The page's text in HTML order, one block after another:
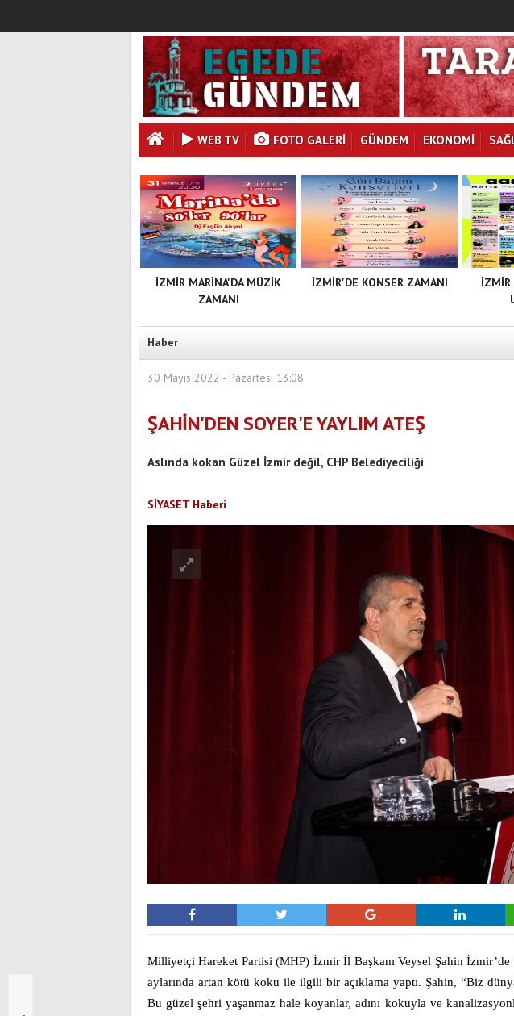
WEB TV FOTO GALERI GÜNDEM EKONOMİ
İZMİR MARİNA'DA MÜZİK
ZAMANI
İZMİR'DE KONSER ZAMANI
İZMİR
Haber
30 Mayıs 2022 - Pazartesi 13:08
ŞAHİN'DEN SOYER'E YAYLIM ATEŞ
Aslında kokan Güzel İzmir değil, CHP Belediyeciliği
SİYASET Haberi
Milliyetçi Hareket Partisi (MHP) İzmir İl Başkanı Veysel Şahin İzmir’de
aylarında artan kötü koku ile ilgili bir açıklama yaptı. Şahin, “Biz
Bu güzel şehri yaşanmaz hale koyanlar, adını kokuyla ve